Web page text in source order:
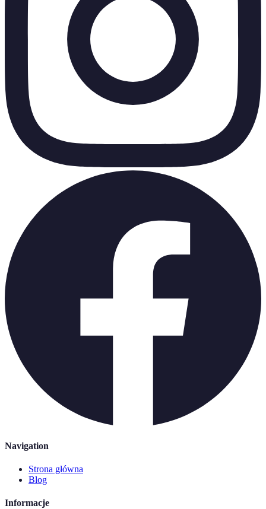
Navigation
Strona główna
Blog
Informacje